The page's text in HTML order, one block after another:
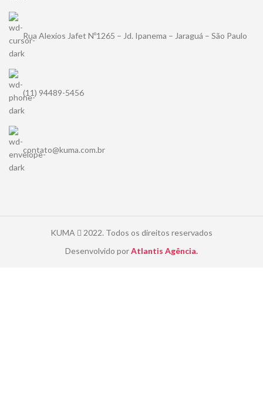
Rua Alexios Jafet Nº1265 – Jd. Ipanema – Jaraguá – São Paulo
(11) 94489-5456
contato@kuma.com.br
KUMA
2022. Todos os direitos reservados
Desenvolvido porAtlantis Agência.